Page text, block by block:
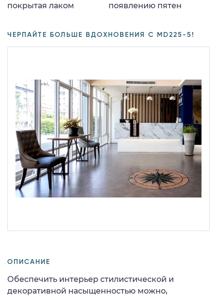
покрытая лаком появлению пятен
ЧЕРПАЙТЕ БОЛЬШЕ ВДОХНОВЕНИЯ С MD225-5!
ОПИСАНИЕ
Обеспечить интерьер стилистической и
декоративной насыщенностью можно,